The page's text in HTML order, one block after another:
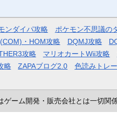
ンダイパ攻略 ポケモン不思議の
・HOM攻略 DQMJ攻略
攻略 マリオカートWii攻略
略 ZAPAブログ2.0 色読みトレ
ーム開発・販売会社とは一切関係